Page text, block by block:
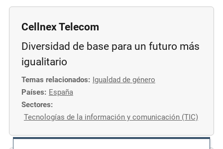
Cellnex Telecom
Diversidad de base para un futuro más
igualitario
Temas relacionados: Igualdad de género
Países: España
Sectores:
Tecnologías de la información y comunicación (TIC)